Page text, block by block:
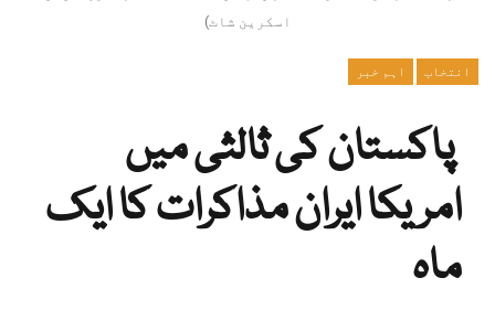
اسکرین شاٹ)
انتخاب اہم خبر
پاکستان کی ثالثی میں
امریکا ایران مذاکرات کا ایک
ماہ